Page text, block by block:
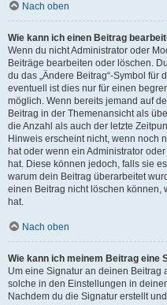
Nach oben
Wie kann ich einen Beitrag
Wenn du nicht Administrator oder
Beiträge bearbeiten oder löschen.
du das „Ändere Beitrag“-Symbol für
eventuell ist dies nur für einen
möglich. Wenn bereits jemand auf
Beitrag in der Themenansicht als
die Anzahl als auch der letzte
Hinweis erscheint nicht, wenn noch
hat oder wenn ein Administrator
hat. Diese können jedoch, falls sie
warum dein Beitrag überarbeitet
einen Beitrag nicht löschen können,
hat.
Nach oben
Wie kann ich meinem Beitrag eine
Um eine Signatur an deinen Beitrag
solche in den Einstellungen in
Nachdem du die Signatur erstellt